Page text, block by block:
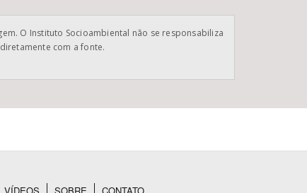
BUSCAR
O Instituto Socioambiental não se responsabiliza
com a fonte.